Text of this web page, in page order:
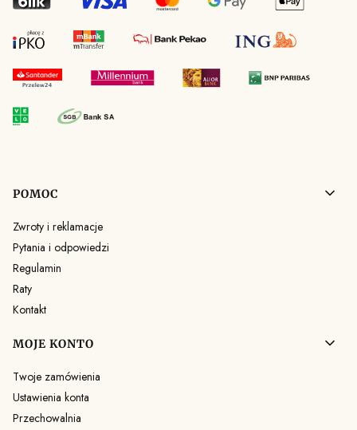
Linki w stopce
POMOC
Zwroty i reklamacje
Pytania i odpowiedzi
Regulamin
Raty
Kontakt
MOJE KONTO
Twoje zamówienia
Ustawienia konta
Przechowalnia